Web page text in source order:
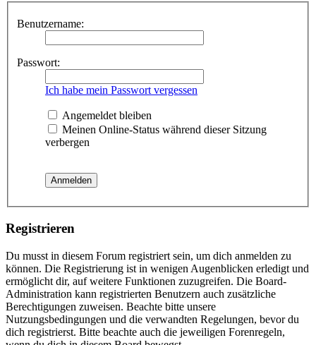
Benutzername:
Passwort:
Ich habe mein Passwort vergessen
Angemeldet bleiben
Meinen Online-Status während dieser Sitzung
verbergen
Registrieren
Du musst in diesem Forum registriert sein, um dich anmelden zu
können. Die Registrierung ist in wenigen Augenblicken erledigt und
ermöglicht dir, auf weitere Funktionen zuzugreifen. Die Board-
Administration kann registrierten Benutzern auch zusätzliche
Berechtigungen zuweisen. Beachte bitte unsere
Nutzungsbedingungen und die verwandten Regelungen, bevor du
dich registrierst. Bitte beachte auch die jeweiligen Forenregeln,